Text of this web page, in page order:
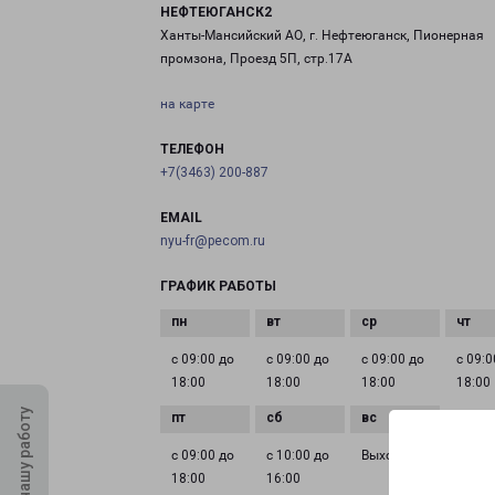
НЕФТЕЮГАНСК2
Ханты-Мансийский АО, г. Нефтеюганск, Пионерная
промзона, Проезд 5П, стр.17А
на карте
ТЕЛЕФОН
+7(3463) 200-887
EMAIL
nyu-fr@pecom.ru
ГРАФИК РАБОТЫ
с 09:00 до
18:00
с 09:00 до
18:00
с 09:00 до
18:00
с
18:00
с 09:00 до
18:00
с 10:00 до
16:00
Выходной